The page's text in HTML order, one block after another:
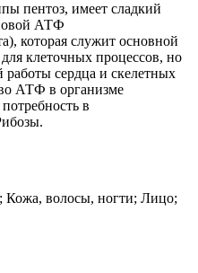
пентоз, имеет сладкий
АТФ
которая служит основной
клеточных процессов, но
сердца и скелетных
АТФ в организме
в
Кожа, волосы, ногти; Лицо;